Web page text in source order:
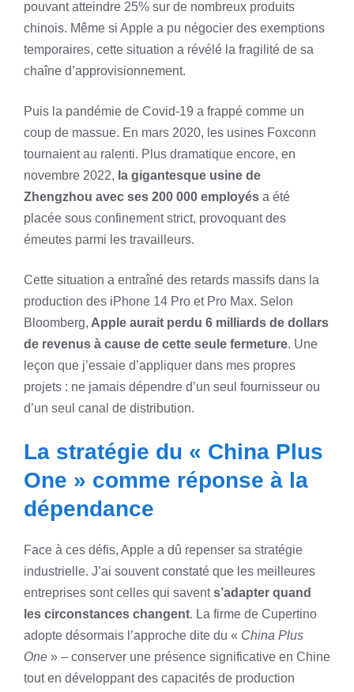
pouvant atteindre 25% sur de nombreux produits
chinois. Même si Apple a pu négocier des exemptions
temporaires, cette situation a révélé la fragilité de sa
chaîne d’approvisionnement.
Puis la pandémie de Covid-19 a frappé comme un
coup de massue. En mars 2020, les usines Foxconn
tournaient au ralenti. Plus dramatique encore, en
novembre 2022, la gigantesque usine de
Zhengzhou avec ses 200 000 employés a été
placée sous confinement strict, provoquant des
émeutes parmi les travailleurs.
Cette situation a entraîné des retards massifs dans la
production des iPhone 14 Pro et Pro Max. Selon
Bloomberg, Apple aurait perdu 6 milliards de dollars
de revenus à cause de cette seule fermeture. Une
leçon que j’essaie d’appliquer dans mes propres
projets : ne jamais dépendre d’un seul fournisseur ou
d’un seul canal de distribution.
La stratégie du « China Plus
One » comme réponse à la
dépendance
Face à ces défis, Apple a dû repenser sa stratégie
industrielle. J’ai souvent constaté que les meilleures
entreprises sont celles qui savents’adapter quand
les circonstances changent. La firme de Cupertino
adopte désormais l’approche dite du « China Plus
One » – conserver une présence significative en Chine
tout en développant des capacités de production